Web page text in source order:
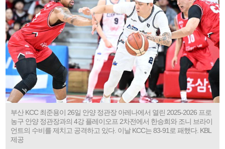
부산 KCC 최준용이 26일 안양 정관장 아레나에서 열린 2025-2026 프로
농구 안양 정관장과의 4강 플레이오프 2차전에서 한승희와 조니 브라이
언트의 수비를 제치고 공격하고 있다. 이날 KCC는 83-91로 패했다. KBL
제공